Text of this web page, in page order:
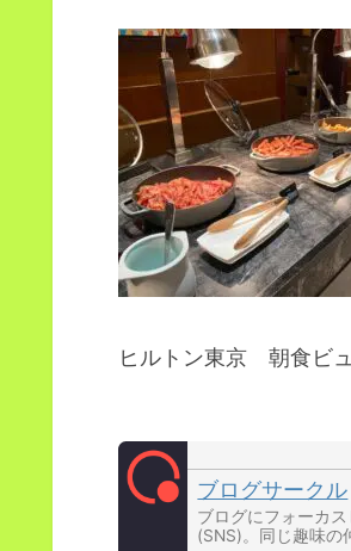
ヒルトン東京 朝食ビ
ブログサークル
ブログにフォーカ
(SNS)。同じ趣味の